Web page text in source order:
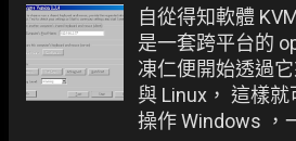
自從得知軟體
是一套跨平台的
凍仁便開始透過
與 Linux， 這樣
操作 Windows ，